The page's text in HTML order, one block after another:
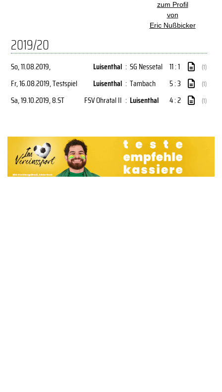
zum Profil
von
Eric Nußbicker
2019/20
So, 11.08.2019, Luisenthal : SG Nessetal 11 : 1 (1)
Fr, 16.08.2019, Testspiel Luisenthal : Tambach 5 : 3 (1)
Sa, 19.10.2019, 8.ST FSV Ohratal II : Luisenthal 4 : 2 (1)